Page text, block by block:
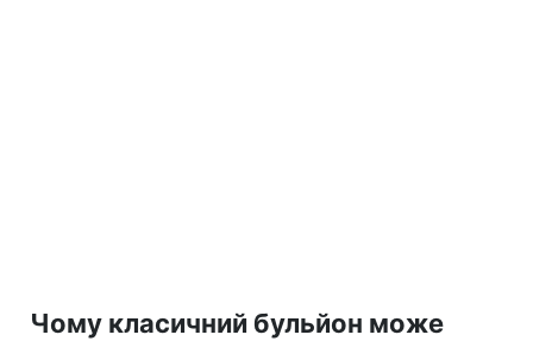
Чому класичний бульйон може